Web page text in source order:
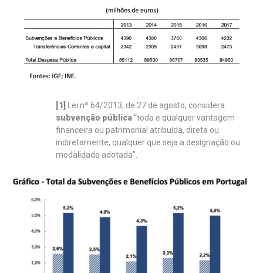
[1] Lei nº 64/2013, de 27 de agosto, considera
subvenção pública“toda e qualquer vantagem
financeira ou patrimonial atribuída, direta ou
indiretamente, qualquer que seja a designação ou
modalidade adotada”.